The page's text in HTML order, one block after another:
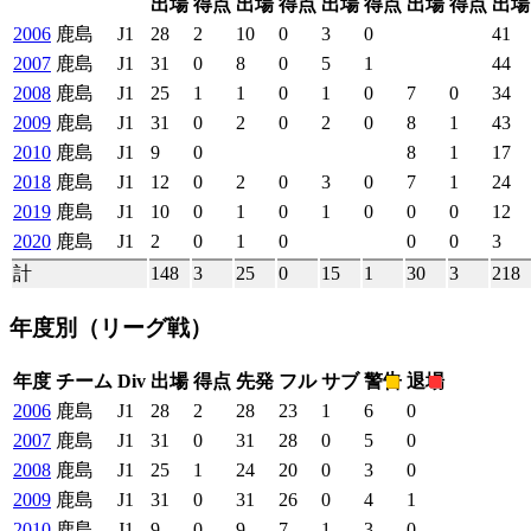
出場 得点 出場 得点 出場 得点 出場 得点 出場
2006 鹿島 J1 28 2 10 0 3 0 41
2007 鹿島 J1 31 0 8 0 5 1 44
2008 鹿島 J1 25 1 1 0 1 0 7 0 34
2009 鹿島 J1 31 0 2 0 2 0 8 1 43
2010 鹿島 J1 9 0 8 1 17
2018 鹿島 J1 12 0 2 0 3 0 7 1 24
2019 鹿島 J1 10 0 1 0 1 0 0 0 12
2020 鹿島 J1 2 0 1 0 0 0 3
計
148 3 25 0 15 1 30 3 218
年度別 （リーグ戦）
年度 チーム Div 出場 得点 先発 フル サブ 警告 退場
2006 鹿島 J1 28 2 28 23 1 6
0
2007 鹿島 J1 31 0 31 28 0 5
0
2008 鹿島 J1 25 1 24 20 0 3
0
2009 鹿島 J1 31 0 31 26 0 4
1